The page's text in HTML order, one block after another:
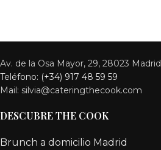
Av. de la Osa Mayor, 29, 28023 Madrid
Teléfono: (+34) 917 48 59 59
Mail: silvia@cateringthecook.com
DESCUBRE THE COOK
Brunch a domicilio Madrid